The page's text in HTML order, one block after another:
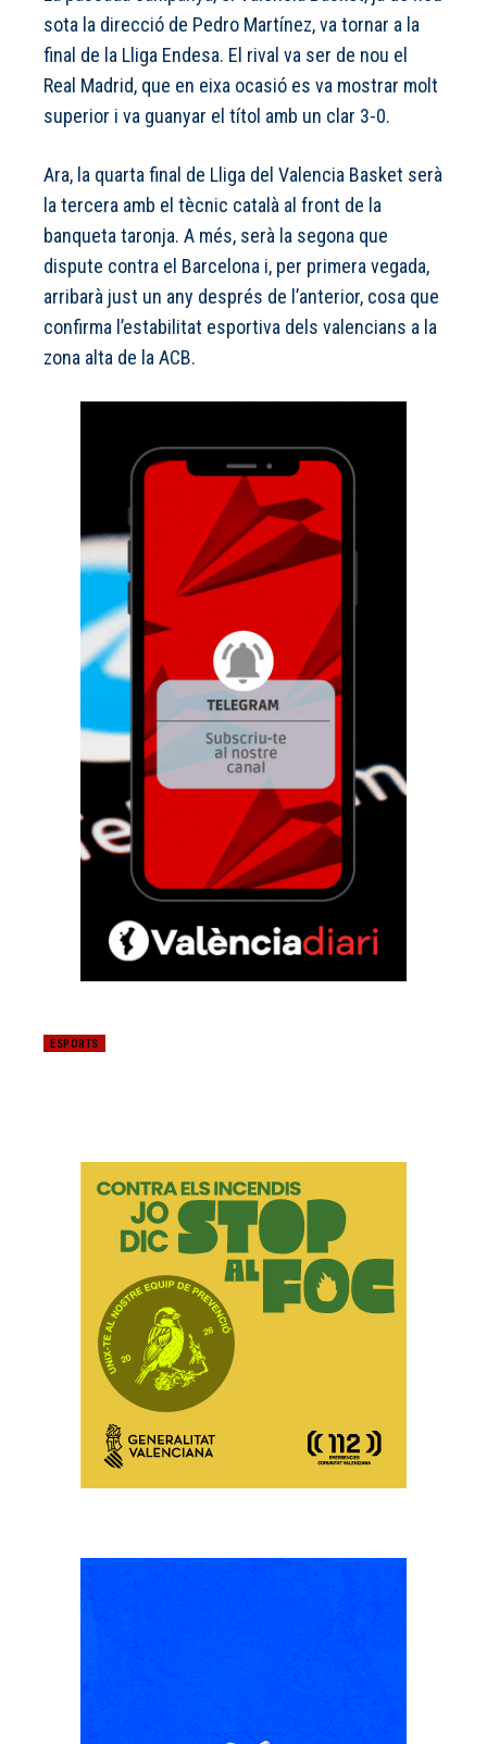
sota la direcció de Pedro Martínez, va tornar a la
final de la Lliga Endesa. El rival va ser de nou el
Real Madrid, que en eixa ocasió es va mostrar molt
superior i va guanyar el títol amb un clar 3-0.
Ara, la quarta final de Lliga del Valencia Basket serà
la tercera amb el tècnic català al front de la
banqueta taronja. A més, serà la segona que
dispute contra el Barcelona i, per primera vegada,
arribarà just un any després de l’anterior, cosa que
confirma l’estabilitat esportiva dels valencians a la
zona alta de la ACB.
ESPORTS